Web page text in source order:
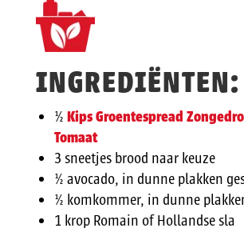
INGREDIËNTEN:
½ Kips Groentespread
Tomaat
3 sneetjes brood naar keuze
½ avocado, in dunne plakken
½ komkommer, in dunne
1 krop Romain of Hollandse sla